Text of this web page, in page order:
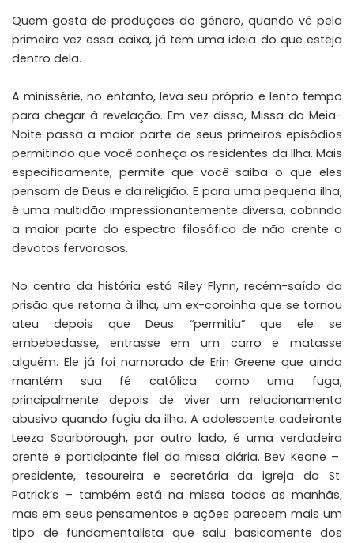
Quem gosta de produções do gênero, quando vê pela
primeira vez essa caixa, já tem uma ideia do que esteja
dentro dela.
A minissérie, no entanto, leva seu próprio e lento tempo
para chegar à revelação. Em vez disso, Missa da Meia-
Noite passa a maior parte de seus primeiros episódios
permitindo que você conheça os residentes da Ilha. Mais
especificamente, permite que você saiba o que eles
pensam de Deus e da religião. E para uma pequena ilha,
é uma multidão impressionantemente diversa, cobrindo
a maior parte do espectro filosófico de não crente a
devotos fervorosos.
No centro da história está Riley Flynn, recém-saído da
prisão que retorna à ilha, um ex-coroinha que se tornou
ateu depois que Deus “permitiu” que ele se
embebedasse, entrasse em um carro e matasse
alguém. Ele já foi namorado de Erin Greene que ainda
mantém sua fé católica como uma fuga,
principalmente depois de viver um relacionamento
abusivo quando fugiu da ilha. A adolescente cadeirante
Leeza Scarborough, por outro lado, é uma verdadeira
crente e participante fiel da missa diária. Bev Keane –
presidente, tesoureira e secretária da igreja do St.
Patrick’s – também está na missa todas as manhãs,
mas em seus pensamentos e ações parecem mais um
tipo de fundamentalista que saiu basicamente dos